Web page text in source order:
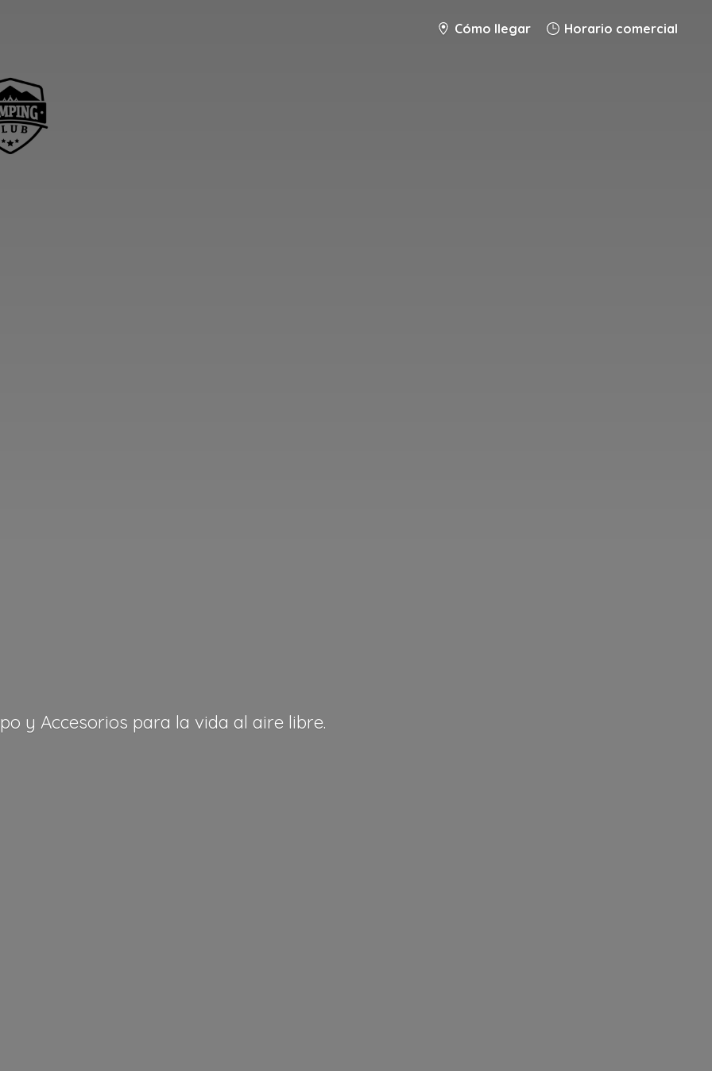
Cómo llegar Horario comercial
y Accesorios para la vida al aire libre.